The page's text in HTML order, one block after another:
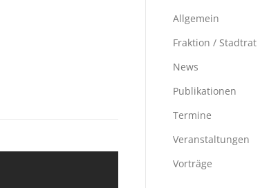
Allgemein
Fraktion / Stadtrat
News
Publikationen
Termine
Veranstaltungen
Vorträge